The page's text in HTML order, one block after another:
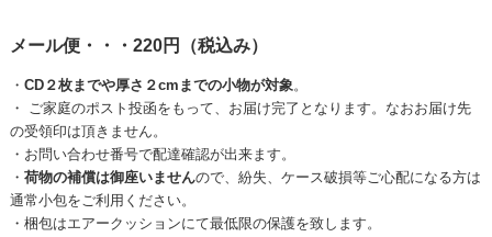
メール便・・・220円（税込み）
・ CD２枚までや厚さ２cmまでの小物が対象。
・ ご家庭のポスト投函をもって、お届け完了となります。なおお届け先
の受領印は頂きません。
・お問い合わせ番号で配達確認が出来ます。
・ 荷物の補償は御座いませんので、紛失、ケース破損等ご心配になる方は
通常小包をご利用ください。
・梱包はエアークッションにて最低限の保護を致します。